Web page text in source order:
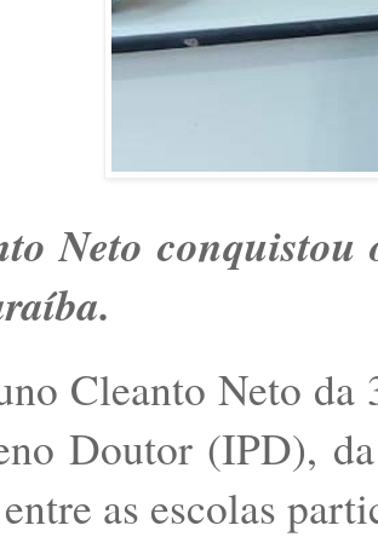
Neto conquistou
Cleanto Neto da
Doutor (IPD),
as escolas